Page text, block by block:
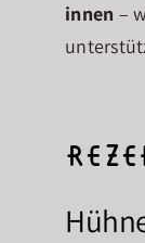
innen –